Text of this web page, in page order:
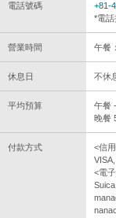
電話號碼
+81-
*電話
營業時間 午餐
休息日 不休
平均預算
午餐
晚餐
付款方式
<信
<電